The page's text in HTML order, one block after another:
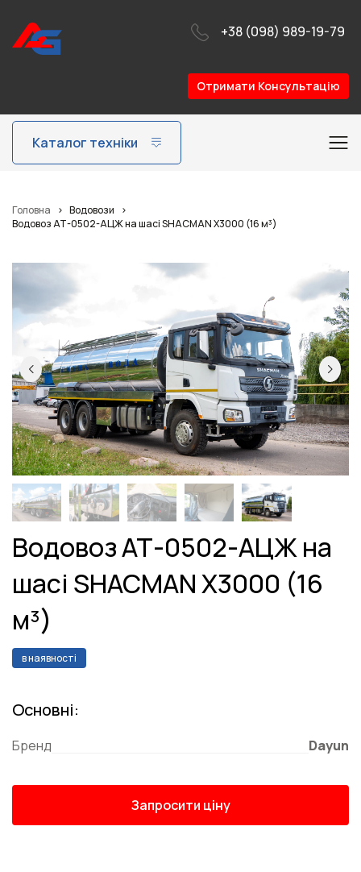
+38 (098) 989-19-79
Отримати Консультацію
Каталог техніки
Головна > Водовози
>
Водовоз АТ-0502-АЦЖ на шасі SHACMAN X3000 (16 м³)
Водовоз АТ-0502-АЦЖ на
шасі SHACMAN X3000 (16
м³)
в наявності
Основні:
Бренд Dayun
Запросити ціну